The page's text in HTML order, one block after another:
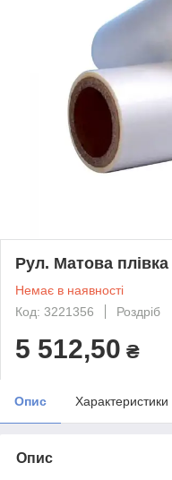
Рул. Матова
Немає в наявності
Код: 3221356
Роздріб
5 512,50 ₴
Опис Характеристики
Опис